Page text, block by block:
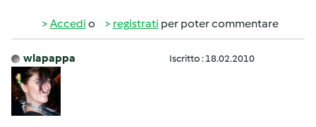
Accedi o registrati per poter commentare
wlapappa Iscritto : 18.02.2010